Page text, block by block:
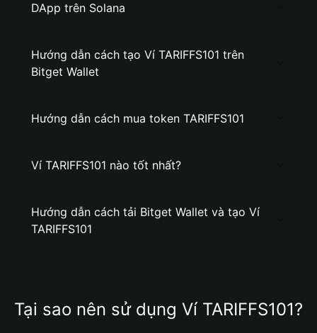
DApp trên Solana
Hướng dẫn cách tạo Ví TARIFFS101 trên
Bitget Wallet
Hướng dẫn cách mua token TARIFFS101
Ví TARIFFS101 nào tốt nhất?
Hướng dẫn cách tải Bitget Wallet và tạo Ví
TARIFFS101
Tại sao nên sử dụng Ví TARIFFS101?